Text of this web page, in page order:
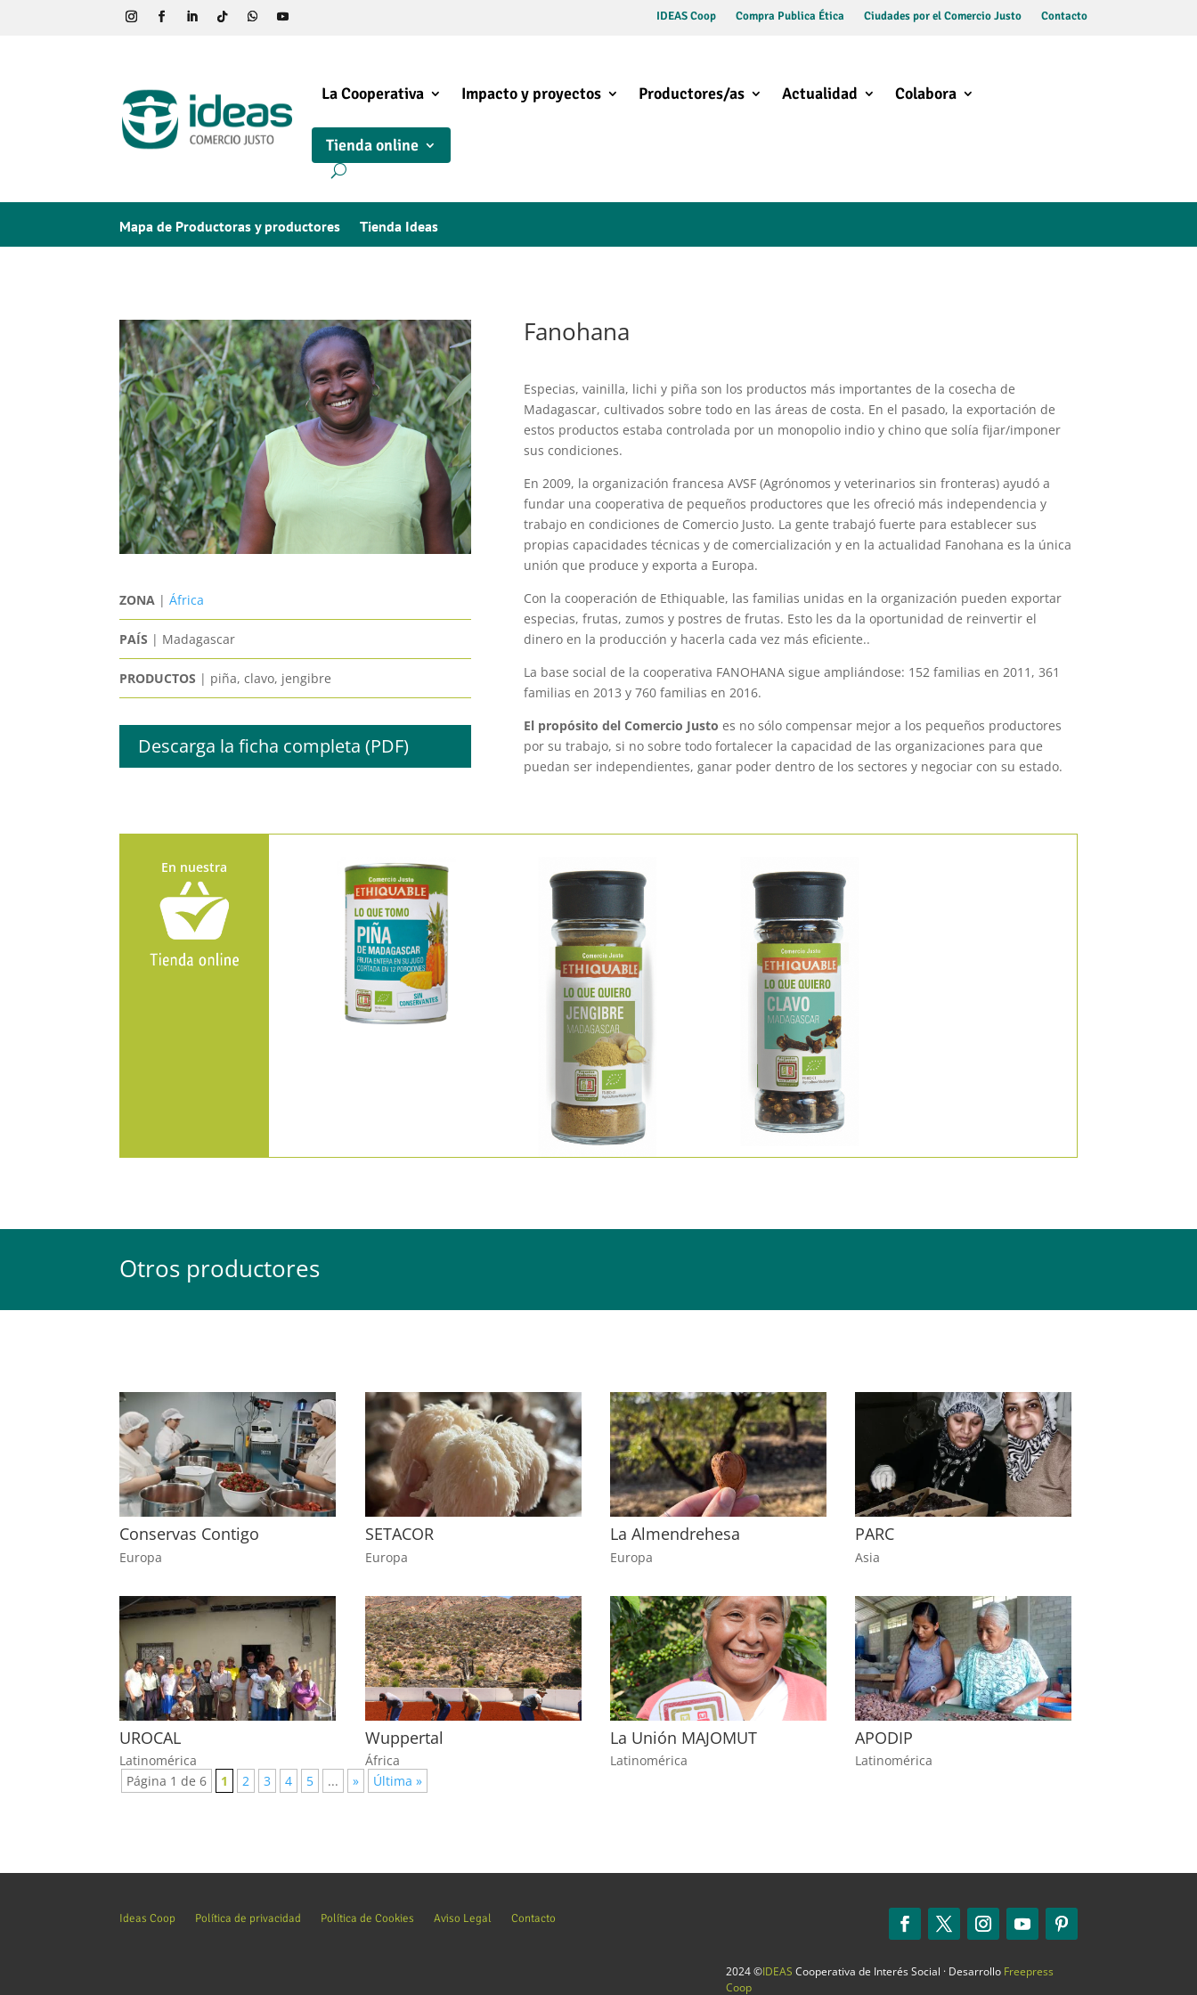
IDEAS Coop Compra Publica Ética Ciudades por el Comercio Justo Contacto
La Cooperativa Impacto y proyectos Productores/as Actualidad Colabora
Tienda online
Mapa de Productoras y productores Tienda Ideas
ZONA |África
PAÍS | Madagascar
PRODUCTOS | piña, clavo, jengibre
Descarga la ficha completa (PDF)
Fanohana
Especias, vainilla, lichi y piña son los productos más importantes de la cosecha de
Madagascar, cultivados sobre todo en las áreas de costa. En el pasado, la exportación de
estos productos estaba controlada por un monopolio indio y chino que solía fijar/imponer
sus condiciones.
En 2009, la organización francesa AVSF (Agrónomos y veterinarios sin fronteras) ayudó a
fundar una cooperativa de pequeños productores que les ofreció más independencia y
trabajo en condiciones de Comercio Justo. La gente trabajó fuerte para establecer sus
propias capacidades técnicas y de comercialización y en la actualidad Fanohana es la única
unión que produce y exporta a Europa.
Con la cooperación de Ethiquable, las familias unidas en la organización pueden exportar
especias, frutas, zumos y postres de frutas. Esto les da la oportunidad de reinvertir el
dinero en la producción y hacerla cada vez más eficiente..
La base social de la cooperativa FANOHANA sigue ampliándose: 152 familias en 2011, 361
familias en 2013 y 760 familias en 2016.
El propósito del Comercio Justo es no sólo compensar mejor a los pequeños productores
por su trabajo, si no sobre todo fortalecer la capacidad de las organizaciones para que
puedan ser independientes, ganar poder dentro de los sectores y negociar con su estado.
En nuestra
Otros productores
Conservas Contigo
Europa
SETACOR
Europa
La Almendrehesa
Europa
PARC
Asia
UROCAL
Latinomérica
Wuppertal
África
La Unión MAJOMUT
Latinomérica
APODIP
Latinomérica
Página 1 de 6
1 2 3 4 5 ... » Última »
Ideas Coop Política de privacidad Política de Cookies Aviso Legal Contacto
2024 ©IDEAS Cooperativa de Interés Social · Desarrollo Freepress
Coop